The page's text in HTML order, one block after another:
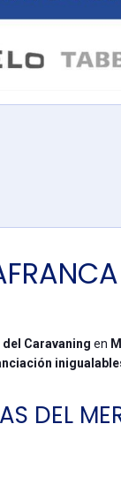
del Caravaning en
DEL